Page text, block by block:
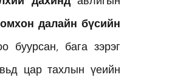
далайн бүсийн
буурсан, бага зэрэг
цар тахлын үеийн